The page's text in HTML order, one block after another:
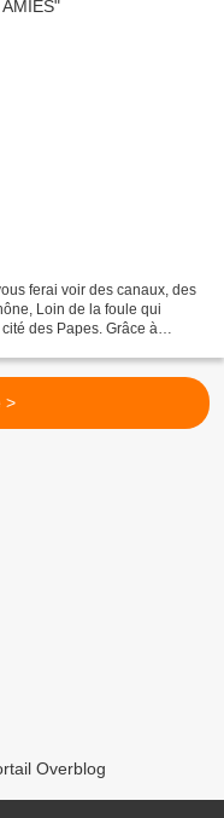
ferai voir des canaux, des
Loin de la foule qui
des Papes. Grâce à
>
Overblog